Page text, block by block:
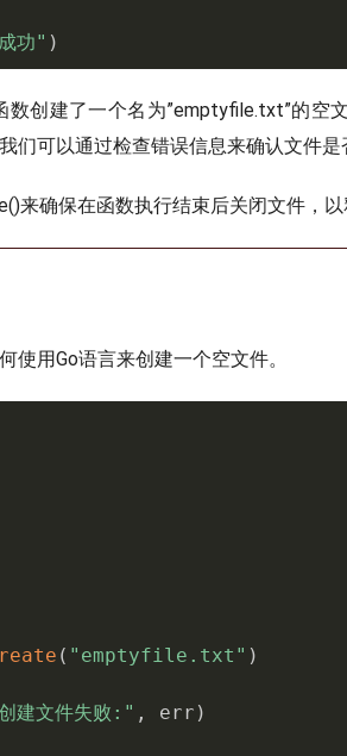
功" )
数创建了一个名为”emptyfile.txt”的空
们可以通过检查错误信息来确认文件
来确保在函数执行结束后关闭文件，
使用Go语言来创建一个空文件。
( "emptyfile.txt" )
建文件失败:" , err )